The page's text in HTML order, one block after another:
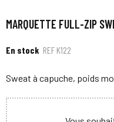
MARQUETTE FULL-ZIP
En stock REF K122
Sweat à capuche, poids